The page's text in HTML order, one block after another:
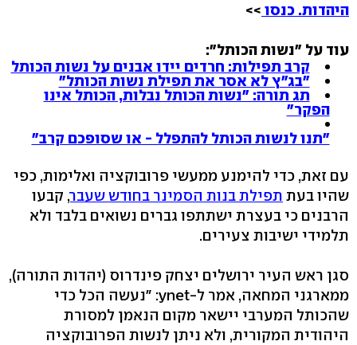
היהדות. כנסו >>
עוד על "נשות הכותל":
קרב תפילות: חרדים יידו אבנים על נשות הכותל
"בג"ץ לא אסר את תפילת נשות הכותל"
תג תורה: "נשות הכותל נבלות, הכותל אינו
הפקר"
"תנו לנשות הכותל להתפלל - או שסופכם קרב"
עם זאת, כדי להימנע ממעשי פרובוקציה ואלימות, כפי
שהיו בעת תפילת בנות הסמינר בחודש שעבר, קבעו
הרבנים כי בעצרת ישתתפו גברים נשואים בלבד ולא
תלמידי ישיבות צעירים.
סגן ראש העיר ירושלים יצחק פינדרוס (יהדות התורה),
ממארגני המחאה, אמר ל-ynet: "נעשה הכל כדי
שהכותל המערבי יישאר מקום הנאמן למסורת
היהודית המקורית, ולא ניתן לנשות הפרובוקציה